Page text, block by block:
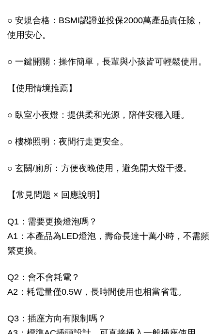
○ 安規合格：BSMI認證並投保2000萬產品責任險，
使用安心。
○ 一鍵開關：操作簡單，長輩與小孩皆可輕鬆使用。
【使用情境推薦】
○ 臥室小夜燈：提供柔和光源，陪伴安穩入睡。
○ 樓梯照明：夜間行走更安全。
○ 玄關/廁所：方便夜晚使用，避免開大燈干擾。
【常見問題 × 回應說明】
Q1：需要更換燈泡嗎？
A1：本產品為LED燈泡，壽命長達十萬小時，不需頻
繁更換。
Q2：會不會耗電？
A2：耗電量僅0.5W，長時間使用也相當省電。
Q3：插座方向有限制嗎？